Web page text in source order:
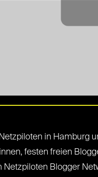
in Hamburg
festen freien
Netzpiloten Blogger